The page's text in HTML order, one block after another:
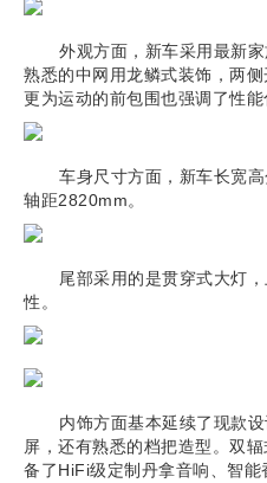
外观方面，新车采用最新
熟悉的中网用龙鳞式装饰，两
更为运动的前包围也强调了性能
车身尺寸方面，新车长宽
轴距2820mm。
尾部采用的是贯穿式大灯
性。
内饰方面基本延续了现款
屏，还有熟悉的档把造型。双
备了HiFi级定制丹拿音响、智能